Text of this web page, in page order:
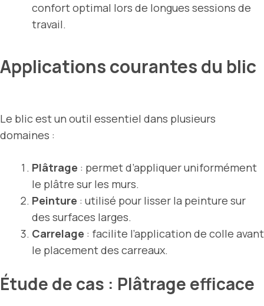
confort optimal lors de longues sessions de
travail.
Applications courantes du blic
Le blic est un outil essentiel dans plusieurs
domaines :
Plâtrage : permet d’appliquer uniformément
le plâtre sur les murs.
Peinture : utilisé pour lisser la peinture sur
des surfaces larges.
Carrelage : facilite l’application de colle avant
le placement des carreaux.
Étude de cas : Plâtrage efficace